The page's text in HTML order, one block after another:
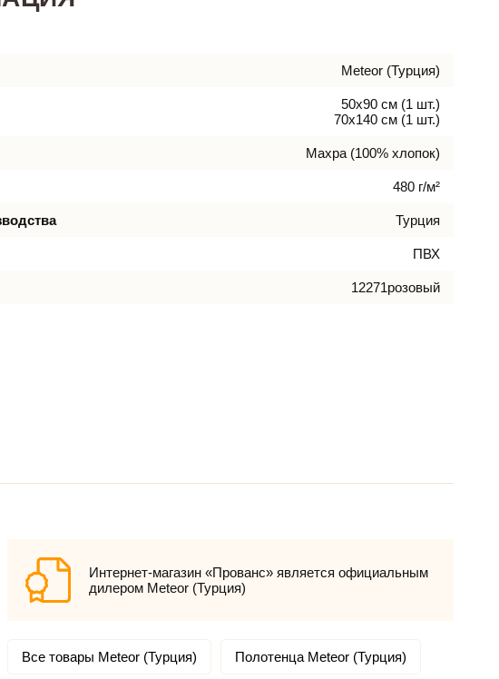
Meteor (Турция)
50х90 см (1 шт.)
70х140 см (1 шт.)
Махра (100% хлопок)
480 г/м²
Турция
ПВХ
12271розовый
Интернет-магазин «Прованс» является официальным
дилером Meteor (Турция)
Все товары Meteor (Турция) Полотенца Meteor (Турция)